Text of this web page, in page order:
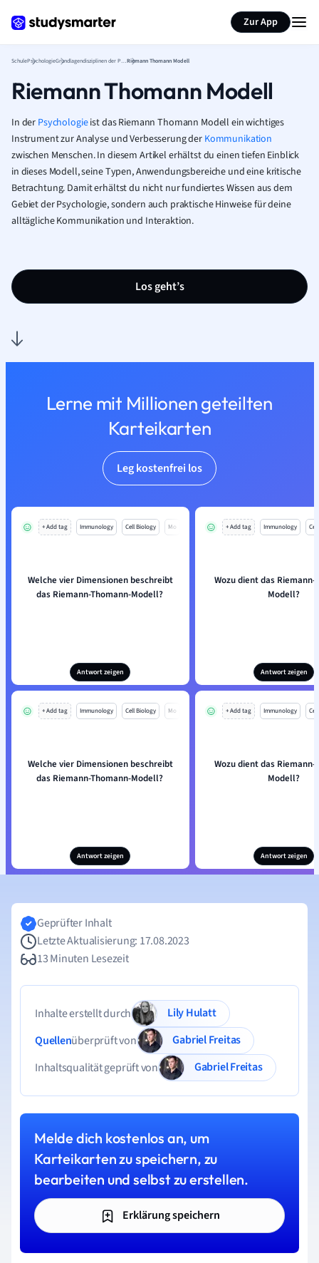
Zur App
SchulePsychologie Grundlagendisziplinen der PsychologieRiemann Thomann Modell
Riemann Thomann Modell
In der Psychologieist das Riemann Thomann Modell ein wichtiges
Instrument zur Analyse und Verbesserung der Kommunikation
zwischen Menschen. In diesem Artikel erhältst du einen tiefen Einblick
in dieses Modell, seine Typen, Anwendungsbereiche und eine kritische
Betrachtung. Damit erhältst du nicht nur fundiertes Wissen aus dem
Gebiet der Psychologie, sondern auch praktische Hinweise für deine
alltägliche Kommunikation und Interaktion.
Los geht’s
Lerne mit Millionen geteilten
Karteikarten
Leg kostenfrei los
+ Add tag Immunology Cell Biology Mo
Welche vier Dimensionen beschreibt
das Riemann-Thomann-Modell?
Antwort zeigen
+ Add tag Immunology
Wozu dient das Riemann-
Modell?
Antwort zeigen
+ Add tag Immunology Cell Biology Mo
Welche vier Dimensionen beschreibt
das Riemann-Thomann-Modell?
Antwort zeigen
+ Add tag Immunology
Wozu dient das Riemann-
Modell?
Antwort zeigen
Seite zusammenfassen
Geprüfter Inhalt
Letzte Aktualisierung: 17.08.2023
13 Minuten Lesezeit
Inhalte erstellt durch
Lily Hulatt
Quellenüberprüft von
Gabriel Freitas
Inhaltsqualität geprüft von
Gabriel Freitas
Melde dich kostenlos an, um
Karteikarten zu speichern, zu
bearbeiten und selbst zu erstellen.
Erklärung speichern